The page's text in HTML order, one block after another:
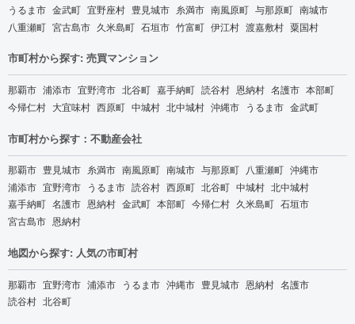
うるま市 金武町 宜野座村 豊見城市 糸満市 南風原町 与那原町 南城市
八重瀬町 宮古島市 久米島町 石垣市 竹富町 伊江村 渡嘉敷村 粟国村
市町村から探す: 売買マンション
那覇市 浦添市 宜野湾市 北谷町 嘉手納町 読谷村 恩納村 名護市 本部町
今帰仁村 大宜味村 西原町 中城村 北中城村 沖縄市 うるま市 金武町
市町村から探す：不動産会社
那覇市 豊見城市 糸満市 南風原町 南城市 与那原町 八重瀬町 沖縄市
浦添市 宜野湾市 うるま市 読谷村 西原町 北谷町 中城村 北中城村
嘉手納町 名護市 恩納村 金武町 本部町 今帰仁村 久米島町 石垣市
宮古島市 恩納村
地図から探す: 人気の市町村
那覇市 宜野湾市 浦添市 うるま市 沖縄市 豊見城市 恩納村 名護市
読谷村 北谷町